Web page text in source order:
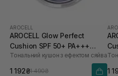
AROCELL
AROCELL Glow Perfect
Cushion SPF 50+ PA+++
№21,15 г
Тональний кушон з ефектом сяйва
1 192₴1 490₴ 1